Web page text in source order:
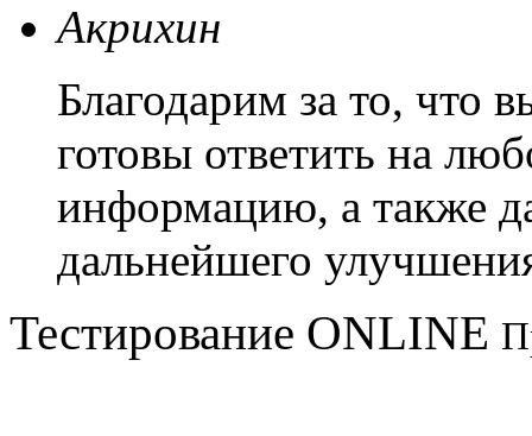
Акрихин
Благодарим за то, что
готовы ответить на
информацию, а также
дальнейшего
Тестирование ONLINE